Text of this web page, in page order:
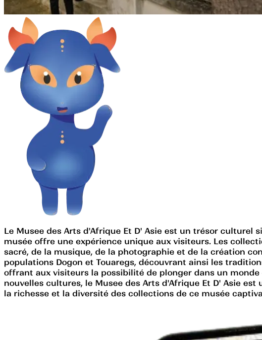
Le Musee des Arts d'Afrique Et D' Asie est un trésor
musée offre une expérience unique aux visiteurs. Les
sacré, de la musique, de la photographie et de la création
populations Dogon et Touaregs, découvrant ainsi les
offrant aux visiteurs la possibilité de plonger dans un
nouvelles cultures, le Musee des Arts d'Afrique Et D' Asie
la richesse et la diversité des collections de ce musée